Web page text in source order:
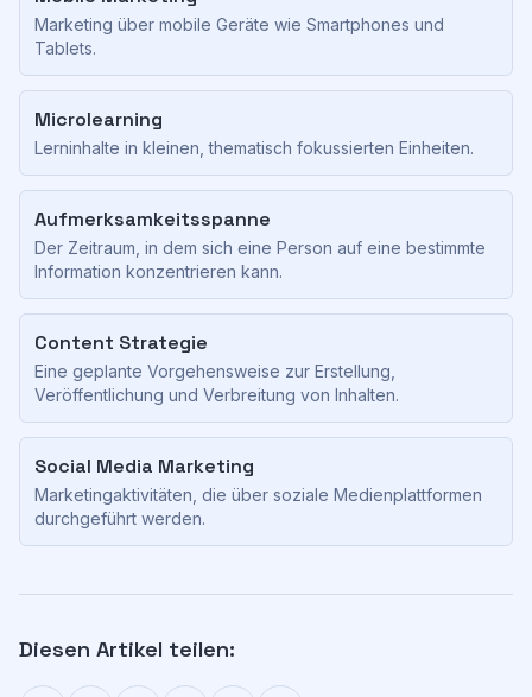
Marketing über mobile Geräte wie Smartphones und
Tablets.
Microlearning
Lerninhalte in kleinen, thematisch fokussierten Einheiten.
Aufmerksamkeitsspanne
Der Zeitraum, in dem sich eine Person auf eine bestimmte
Information konzentrieren kann.
Content Strategie
Eine geplante Vorgehensweise zur Erstellung,
Veröffentlichung und Verbreitung von Inhalten.
Social Media Marketing
Marketingaktivitäten, die über soziale Medienplattformen
durchgeführt werden.
Diesen Artikel teilen: